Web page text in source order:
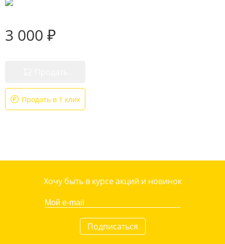
3 000 ₽
Продать в 1 клик
Хочу быть в курсе акций и новинок
Подписаться